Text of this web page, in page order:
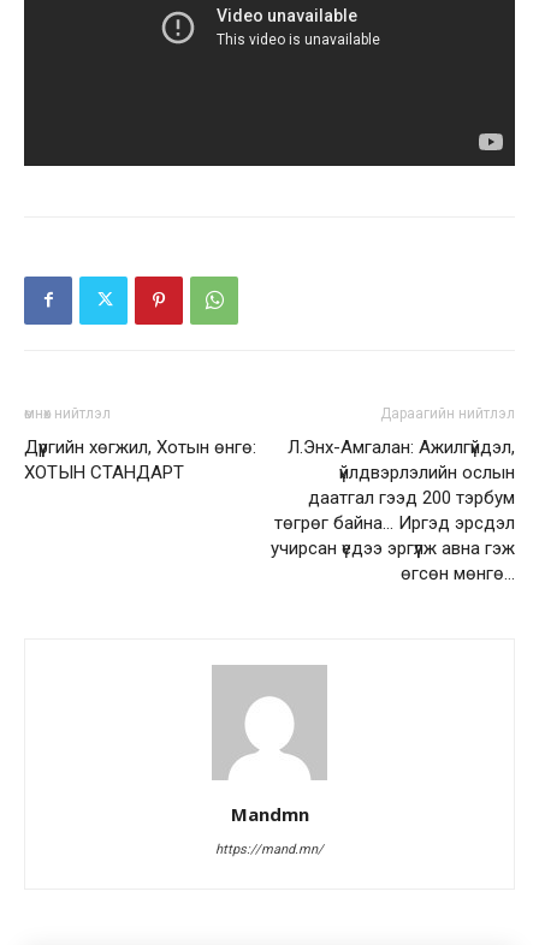
өмнөх нийтлэл
Дүүргийн хөгжил, Хотын өнгө:
ХОТЫН СТАНДАРТ
Дараагийн нийтлэл
Л.Энх-Амгалан: Ажилгүйдэл,
үйлдвэрлэлийн ослын
даатгал гээд 200 тэрбум
төгрөг байна… Иргэд эрсдэл
учирсан үедээ эргүүлж авна гэж
өгсөн мөнгө…
Mandmn
https://mand.mn/